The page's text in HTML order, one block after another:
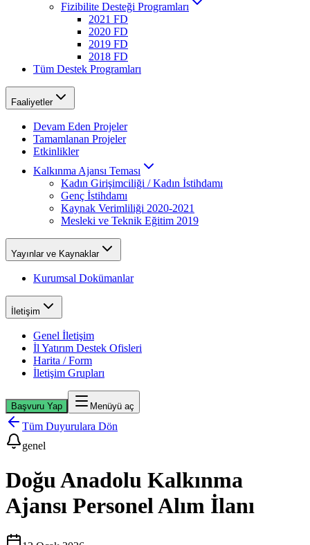
Fizibilite Desteği Programları
2021 FD
2020 FD
2019 FD
2018 FD
Tüm Destek Programları
Faaliyetler
Devam Eden Projeler
Tamamlanan Projeler
Etkinlikler
Kalkınma Ajansı Teması
Kadın Girişimciliği / Kadın İstihdamı
Genç İstihdamı
Kaynak Verimliliği 2020-2021
Mesleki ve Teknik Eğitim 2019
Yayınlar ve Kaynaklar
Kurumsal Dokümanlar
İletişim
Genel İletişim
İl Yatırım Destek Ofisleri
Harita / Form
İletişim Grupları
Başvuru Yap Menüyü aç
Tüm Duyurulara Dön
genel
Doğu Anadolu Kalkınma
Ajansı Personel Alım İlanı